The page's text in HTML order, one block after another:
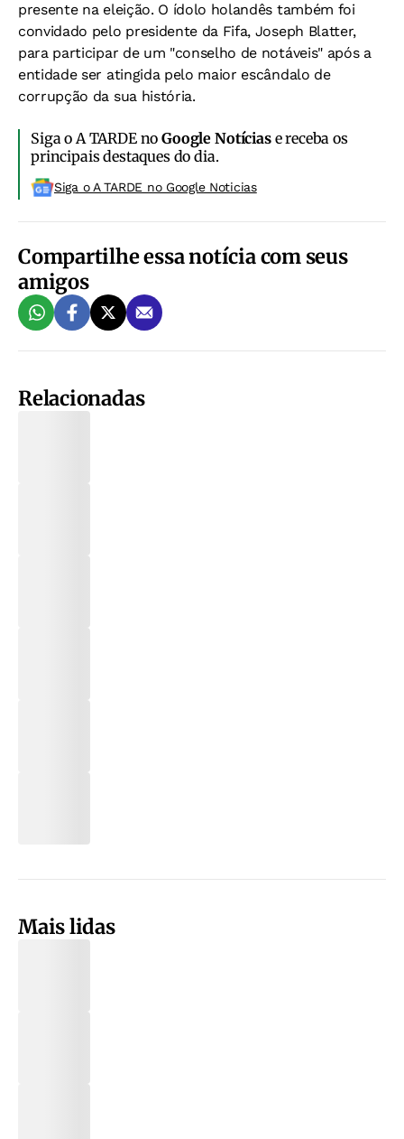
presente na eleição. O ídolo holandês também foi
convidado pelo presidente da Fifa, Joseph Blatter,
para participar de um "conselho de notáveis" após a
entidade ser atingida pelo maior escândalo de
corrupção da sua história.
Siga o A TARDE noGoogle Notíciase receba os
principais destaques do dia.
Siga o A TARDE no Google Noticias
Compartilhe essa notícia com seus
amigos
Relacionadas
Mais lidas